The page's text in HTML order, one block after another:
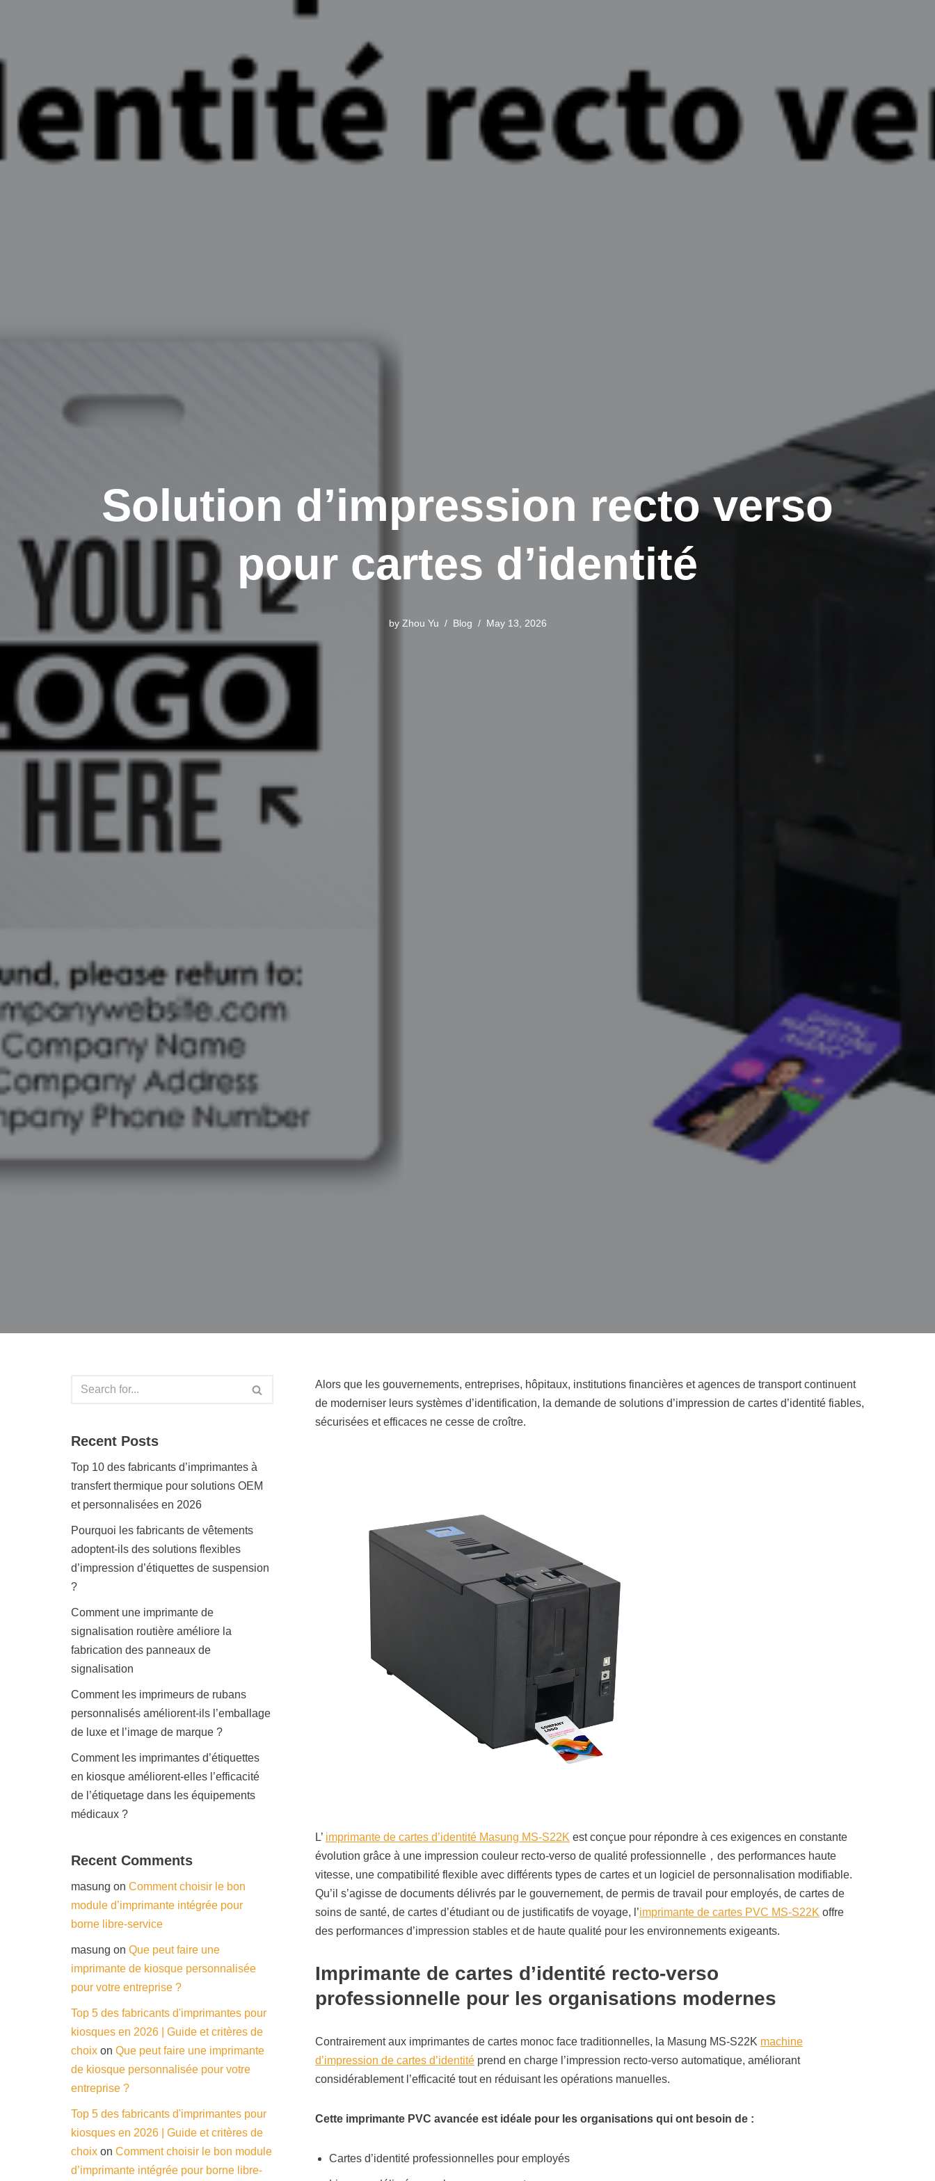
Solution d’impression recto verso
pour cartes d’identité
by Zhou Yu Blog May 13, 2026
Recent Posts
Top 10 des fabricants d’imprimantes à
transfert thermique pour solutions OEM
et personnalisées en 2026
Pourquoi les fabricants de vêtements
adoptent-ils des solutions flexibles
d’impression d’étiquettes de suspension
?
Comment une imprimante de
signalisation routière améliore la
fabrication des panneaux de
signalisation
Comment les imprimeurs de rubans
personnalisés améliorent-ils l’emballage
de luxe et l’image de marque ?
Comment les imprimantes d’étiquettes
en kiosque améliorent-elles l’efficacité
de l’étiquetage dans les équipements
médicaux ?
Recent Comments
masung on Comment choisir le bon
module d’imprimante intégrée pour
borne libre-service
masung on Que peut faire une
imprimante de kiosque personnalisée
pour votre entreprise ?
Top 5 des fabricants d'imprimantes pour
kiosques en 2026 | Guide et critères de
choix on Que peut faire une imprimante
de kiosque personnalisée pour votre
entreprise ?
Top 5 des fabricants d'imprimantes pour
kiosques en 2026 | Guide et critères de
choix on Comment choisir le bon module
d’imprimante intégrée pour borne libre-
Alors que les gouvernements, entreprises, hôpitaux, institutions financières et agences de transport continuent
de moderniser leurs systèmes d’identification, la demande de solutions d’impression de cartes d’identité fiables,
sécurisées et efficaces ne cesse de croître.
L’ imprimante de cartes d’identité Masung MS-S22K est conçue pour répondre à ces exigences en constante
évolution grâce à une impression couleur recto-verso de qualité professionnelle，des performances haute
vitesse, une compatibilité flexible avec différents types de cartes et un logiciel de personnalisation modifiable.
Qu’il s’agisse de documents délivrés par le gouvernement, de permis de travail pour employés, de cartes de
soins de santé, de cartes d’étudiant ou de justificatifs de voyage, l’imprimante de cartes PVC MS-S22K offre
des performances d’impression stables et de haute qualité pour les environnements exigeants.
Imprimante de cartes d’identité recto-verso
professionnelle pour les organisations modernes
Contrairement aux imprimantes de cartes monoc face traditionnelles, la Masung MS-S22K machine
d’impression de cartes d’identité prend en charge l’impression recto-verso automatique, améliorant
considérablement l’efficacité tout en réduisant les opérations manuelles.
Cette imprimante PVC avancée est idéale pour les organisations qui ont besoin de :
Cartes d’identité professionnelles pour employés